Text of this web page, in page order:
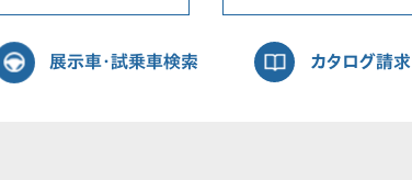
展示車・試乗車検索 カタログ請求